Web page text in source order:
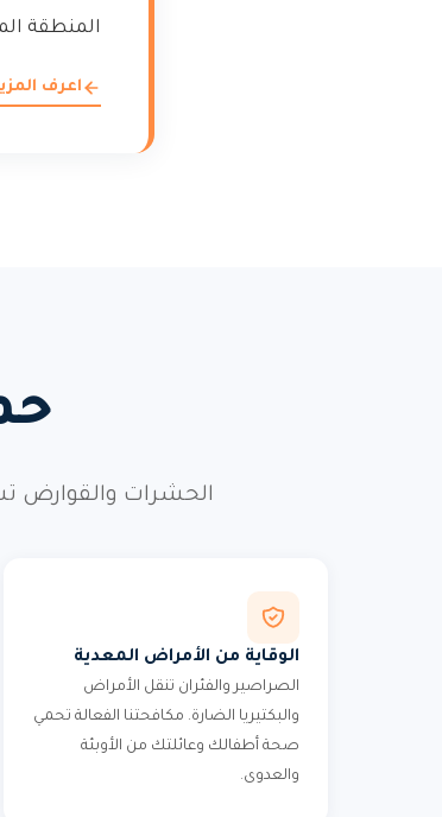
المنطقة
اعرف
الحشرات والقوارض
الوقاية من الأمراض المعدية
الصراصير والفئران تنقل الأمراض
والبكتيريا الضارة. مكافحتنا الفعالة تحمي
صحة أطفالك وعائلتك من الأوبئة
والعدوى.